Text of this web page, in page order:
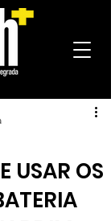
USAR OS